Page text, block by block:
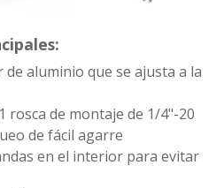
aluminio que se ajusta a la
rosca de montaje de 1/4"-20
de fácil agarre
en el interior para evitar